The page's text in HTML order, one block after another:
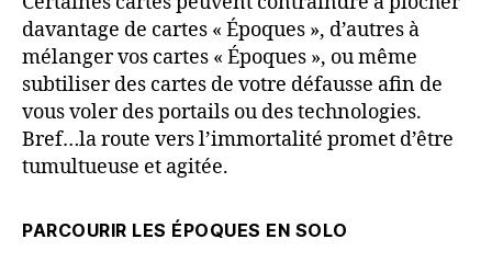
davantage de cartes « Époques », d’autres à
mélanger vos cartes « Époques », ou même
subtiliser des cartes de votre défausse afin de
vous voler des portails ou des technologies.
Bref…la route vers l’immortalité promet d’être
tumultueuse et agitée.
PARCOURIR LES ÉPOQUES EN SOLO